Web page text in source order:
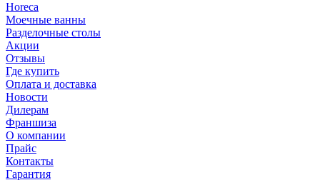
Horeca
Моечные ванны
Разделочные столы
Акции
Отзывы
Где купить
Оплата и доставка
Новости
Дилерам
Франшиза
О компании
Прайс
Контакты
Гарантия